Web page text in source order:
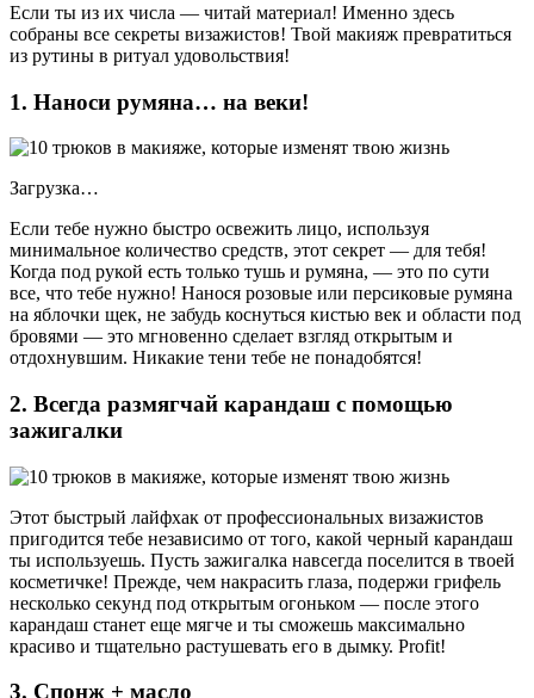
Если ты из их числа — читай материал! Именно здесь
собраны все секреты визажистов! Твой макияж превратиться
из рутины в ритуал удовольствия!
1. Наноси румяна… на веки!
Загрузка…
Если тебе нужно быстро освежить лицо, используя
минимальное количество средств, этот секрет — для тебя!
Когда под рукой есть только тушь и румяна, — это по сути
все, что тебе нужно! Нанося розовые или персиковые румяна
на яблочки щек, не забудь коснуться кистью век и области под
бровями — это мгновенно сделает взгляд открытым и
отдохнувшим. Никакие тени тебе не понадобятся!
2. Всегда размягчай карандаш с помощью
зажигалки
Этот быстрый лайфхак от профессиональных визажистов
пригодится тебе независимо от того, какой черный карандаш
ты используешь. Пусть зажигалка навсегда поселится в твоей
косметичке! Прежде, чем накрасить глаза, подержи грифель
несколько секунд под открытым огоньком — после этого
карандаш станет еще мягче и ты сможешь максимально
красиво и тщательно растушевать его в дымку. Profit!
3. Спонж + масло